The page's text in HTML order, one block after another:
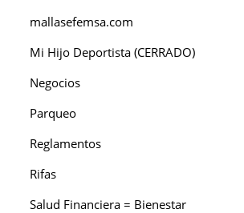
mallasefemsa.com
Mi Hijo Deportista (CERRADO)
Negocios
Parqueo
Reglamentos
Rifas
Salud Financiera = Bienestar